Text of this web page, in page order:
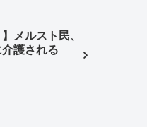
】メルスト民、
護される